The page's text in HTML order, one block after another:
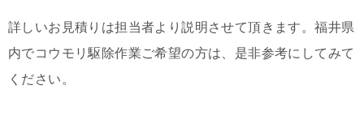
詳しいお見積りは担当者より説明させて頂きます。福井県
内でコウモリ駆除作業ご希望の方は、是非参考にしてみて
ください。